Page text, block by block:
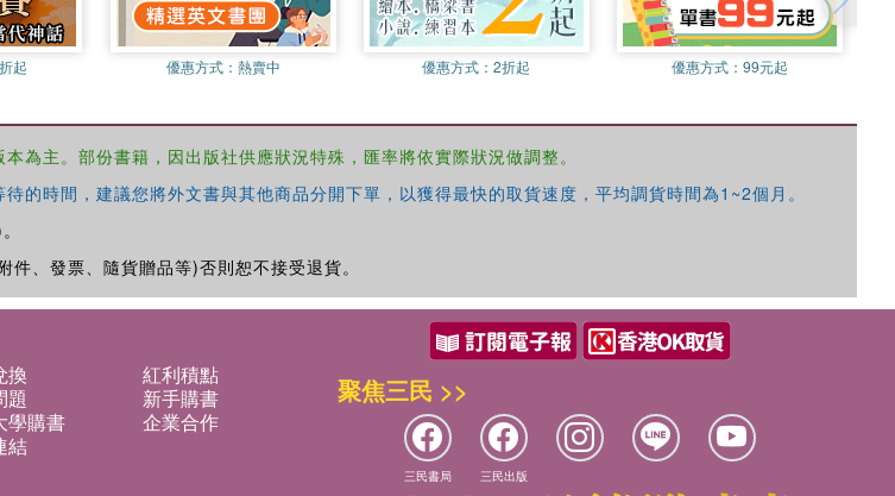
起 優惠方式： 熱賣中 優惠方式：2折起 優惠方式：99元起
為主。部份書籍，因出版社供應狀況特殊，匯率將依實際狀況做調整。
時間，建議您將外文書與其他商品分開下單，以獲得最快的取貨速度，平均調貨時間為1~2個月。
、發票、隨貨贈品等)否則恕不接受退貨。
換
紅利積點
題
新手購書
學購書
企業合作
結
聚焦三民 >>
三民書局 三民出版